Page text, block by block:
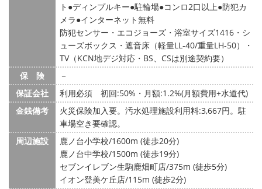
ト ディンプルキー 駐輪場 コンロ2口以上 防犯カ
メラ インターネット無料
防犯センサー・エコジョーズ・浴室サイズ1416・シ
ューズボックス・遮音床（軽量LL-40/重量LH-50）・
TV（KCN地デジ対応・BS、CSは別途契約要）
保 険
－
保証会社
利用必須 初回:50%・月額:1.2%(月額費用+水道代)
金銭備考
火災保険加入要。汚水処理施設利用料:3,667円。駐
車場空き要確認。
周辺施設
鹿ノ台小学校/1600m (徒歩20分)
鹿ノ台中学校/1500m (徒歩19分)
セブンイレブン生駒鹿畑町店/375m (徒歩5分)
イオン登美ケ丘店/115m (徒歩2分)